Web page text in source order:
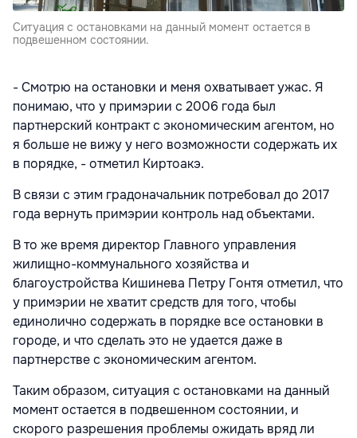
Ситуация с остановками на данный момент остается в
подвешенном состоянии.
- Смотрю на остановки и меня охватывает ужас. Я
понимаю, что у примэрии с 2006 года был
партнерский контракт с экономическим агентом, но
я больше не вижу у него возможности содержать их
в порядке, - отметил Киртоакэ.
В связи с этим градоначальник потребовал до 2017
года вернуть примэрии контроль над объектами.
В то же время директор Главного управления
жилищно-коммунального хозяйства и
благоустройства Кишинева Петру Гонтя отметил, что
у примэрии не хватит средств для того, чтобы
единолично содержать в порядке все остановки в
городе, и что сделать это не удается даже в
партнерстве с экономическим агентом.
Таким образом, ситуация с остановками на данный
момент остается в подвешенном состоянии, и
скорого разрешения проблемы ожидать вряд ли